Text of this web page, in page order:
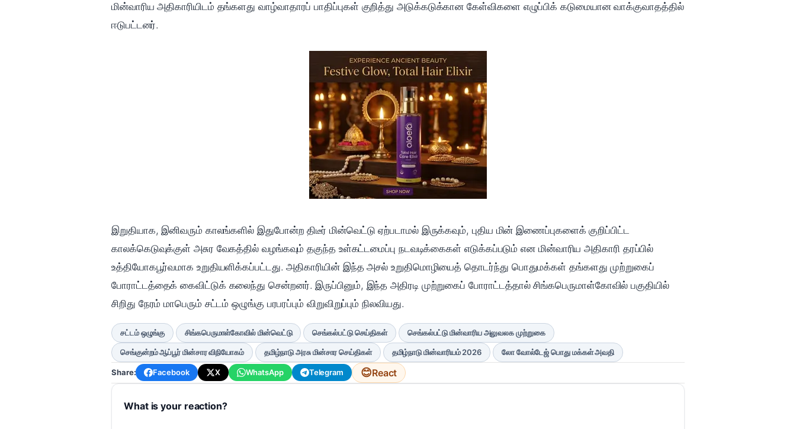
மின்வாரிய அதிகாரியிடம் தங்களது வாழ்வாதாரப் பாதிப்புகள் குறித்து அடுக்கடுக்கான கேள்விகளை எழுப்பிக் கடுமையான வாக்குவாதத்தில்
ஈடுபட்டனர்.
இறுதியாக, இனிவரும் காலங்களில் இதுபோன்ற திடீர் மின்வெட்டு ஏற்படாமல் இருக்கவும், புதிய மின் இணைப்புகளைக் குறிப்பிட்ட
காலக்கெடுவுக்குள் அசுர வேகத்தில் வழங்கவும் தகுந்த உள்கட்டமைப்பு நடவடிக்கைகள் எடுக்கப்படும் என மின்வாரிய அதிகாரி தரப்பில்
உத்தியோகபூர்வமாக உறுதியளிக்கப்பட்டது. அதிகாரியின் இந்த அசல் உறுதிமொழியைத் தொடர்ந்து பொதுமக்கள் தங்களது முற்றுகைப்
போராட்டத்தைக் கைவிட்டுக் கலைந்து சென்றனர். இருப்பினும், இந்த அதிரடி முற்றுகைப் போராட்டத்தால் சிங்கபெருமாள்கோவில் பகுதியில்
சிறிது நேரம் மாபெரும் சட்டம் ஒழுங்கு பரபரப்பும் விறுவிறுப்பும் நிலவியது.
சட்டம் ஒழுங்கு சிங்கபெருமாள்கோவில் மின்வெட்டு செங்கல்பட்டு செய்திகள் செங்கல்பட்டு மின்வாரிய அலுவலக முற்றுகை
செங்குன்றம் ஆப்பூர் மின்சார விநியோகம் தமிழ்நாடு அரசு மின்சார செய்திகள் தமிழ்நாடு மின்வாரியம் 2026 லோ வோல்டேஜ் பொது மக்கள் அவதி
Share: Facebook X WhatsApp Telegram 😊React
What is your reaction?